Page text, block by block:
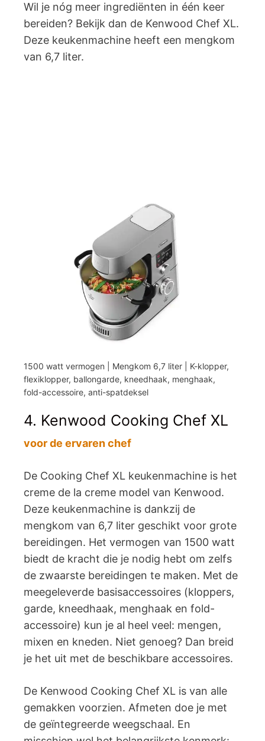
Wil je nóg meer ingrediënten in één keer
bereiden? Bekijk dan de Kenwood Chef XL.
Deze keukenmachine heeft een mengkom
van 6,7 liter.
1500 watt vermogen | Mengkom 6,7 liter | K-klopper,
flexiklopper, ballongarde, kneedhaak, menghaak,
fold-accessoire, anti-spatdeksel
4. Kenwood Cooking Chef XL
voor de ervaren chef
De Cooking Chef XL keukenmachine is het
creme de la creme model van Kenwood.
Deze keukenmachine is dankzij de
mengkom van 6,7 liter geschikt voor grote
bereidingen. Het vermogen van 1500 watt
biedt de kracht die je nodig hebt om zelfs
de zwaarste bereidingen te maken. Met de
meegeleverde basisaccessoires (kloppers,
garde, kneedhaak, menghaak en fold-
accessoire) kun je al heel veel: mengen,
mixen en kneden. Niet genoeg? Dan breid
je het uit met de beschikbare accessoires.
De Kenwood Cooking Chef XL is van alle
gemakken voorzien. Afmeten doe je met
de geïntegreerde weegschaal. En